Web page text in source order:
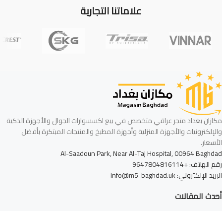
علاماتنا التجارية
مكازان بغداد متجر عراقي متخصص في بيع اكسسوارات الجوال والأجهزة الذكية
والإلكترونيات والأجهزة المنزلية وأجهزة المطبخ والمنتجات المبتكرة بأفضل
الأسعار.
Al-Saadoun Park, Near Al-Taj Hospital, 00964 Baghdad
رقم الهاتف: +9647804816114
البريد الإلكتروني: info@m5-baghdad.uk
أحدث المقالات